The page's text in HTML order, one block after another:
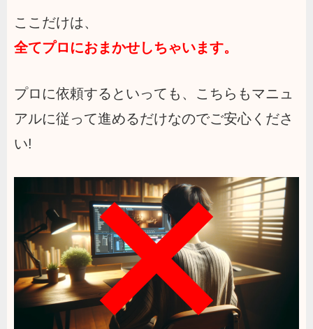
ここだけは、
全てプロにおまかせしちゃいます。
プロに依頼するといっても、こちらもマニュ
アルに従って進めるだけなのでご安心くださ
い!